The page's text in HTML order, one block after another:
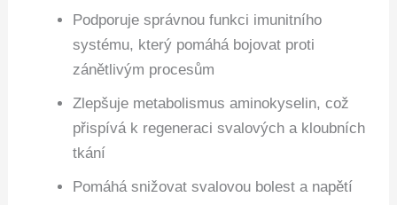
Podporuje správnou funkci imunitního
systému, který pomáhá bojovat proti
zánětlivým procesům
Zlepšuje metabolismus aminokyselin, což
přispívá k regeneraci svalových a kloubních
tkání
Pomáhá snižovat svalovou bolest a napětí